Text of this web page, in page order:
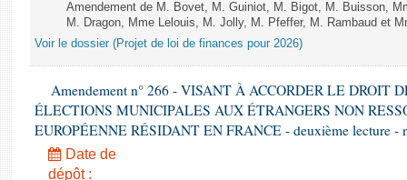
Dossiers législatifs
Budget et sécurité sociale
Questions écrites et orales
Comptes rendus des débats
Amendement de M. Bovet, M. Guiniot, M. Bigot, M. Buisson,
M. Dragon, Mme Lelouis, M. Jolly, M. Pfeffer, M. Rambaud et
Voir le dossier (Projet de loi de finances pour 2026)
Amendement n° 266 - VISANT À ACCORDER LE DROIT
ÉLECTIONS MUNICIPALES AUX ÉTRANGERS NON
EUROPÉENNE RÉSIDANT EN FRANCE - deuxième lecture -
Date de
dépôt :